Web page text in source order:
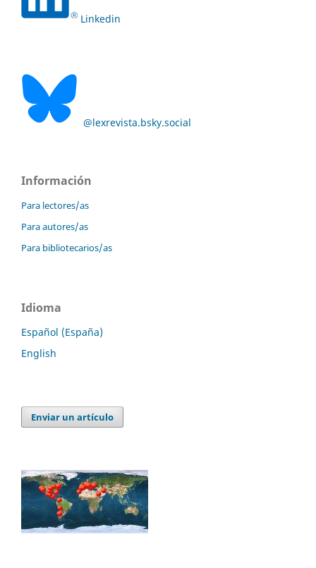
Linkedin
@lexrevista.bsky.social
Información
Para lectores/as
Para autores/as
Para bibliotecarios/as
Idioma
Español (España)
English
Enviar un artículo